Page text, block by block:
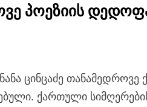
პოეზიის
ცინცაძე
ქართული